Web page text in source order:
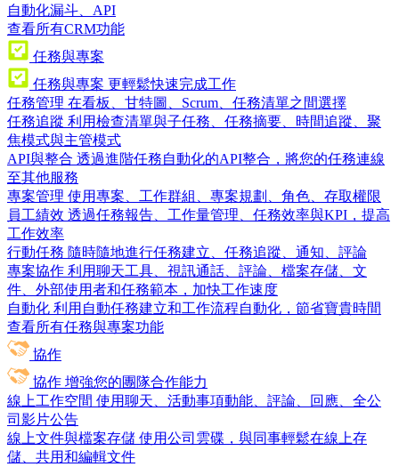
自動化漏斗、API
查看所有CRM功能
任務與專案
任務與專案 更輕鬆快速完成工作
任務管理 在看板、甘特圖、Scrum、任務清單之間選擇
任務追蹤 利用檢查清單與子任務、任務摘要、時間追蹤、聚
焦模式與主管模式
API與整合 透過進階任務自動化的API整合，將您的任務連線
至其他服務
專案管理 使用專案、工作群組、專案規劃、角色、存取權限
員工績效 透過任務報告、工作量管理、任務效率與KPI，提高
工作效率
行動任務 隨時隨地進行任務建立、任務追蹤、通知、評論
專案協作 利用聊天工具、視訊通話、評論、檔案存儲、文
件、外部使用者和任務範本，加快工作速度
自動化 利用自動任務建立和工作流程自動化，節省寶貴時間
查看所有任務與專案功能
協作
協作 增強您的團隊合作能力
線上工作空間 使用聊天、活動事項動能、評論、回應、全公
司影片公告
線上文件與檔案存儲 使用公司雲碟，與同事輕鬆在線上存
儲、共用和編輯文件